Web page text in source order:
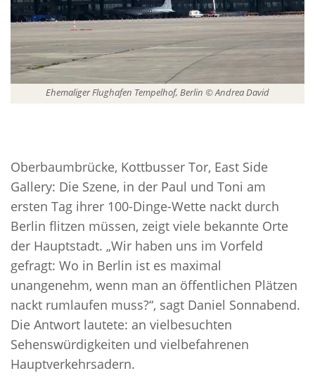
Ehemaliger Flughafen Tempelhof, Berlin © Andrea David
Oberbaumbrücke, Kottbusser Tor, East Side
Gallery: Die Szene, in der Paul und Toni am
ersten Tag ihrer 100-Dinge-Wette nackt durch
Berlin flitzen müssen, zeigt viele bekannte Orte
der Hauptstadt. „Wir haben uns im Vorfeld
gefragt: Wo in Berlin ist es maximal
unangenehm, wenn man an öffentlichen Plätzen
nackt rumlaufen muss?“, sagt Daniel Sonnabend.
Die Antwort lautete: an vielbesuchten
Sehenswürdigkeiten und vielbefahrenen
Hauptverkehrsadern.